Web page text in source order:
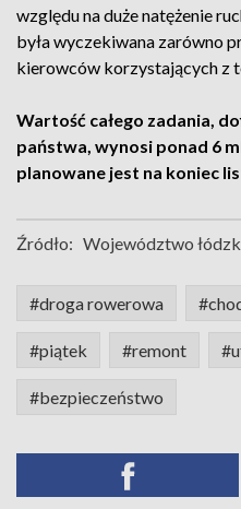
względu na duże natężenie
była wyczekiwana zarówno
kierowców korzystających z
Wartość całego zadania,
państwa, wynosi ponad 6
planowane jest na koniec
Źródło: Województwo
#droga rowerowa
#piątek #remont
#bezpieczeństwo